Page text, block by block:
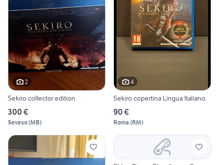
2
Sekiro collector edition
300 €
Seveso(MB)
4
Sekiro copertina Lingua Italiano.
90 €
Roma (RM)